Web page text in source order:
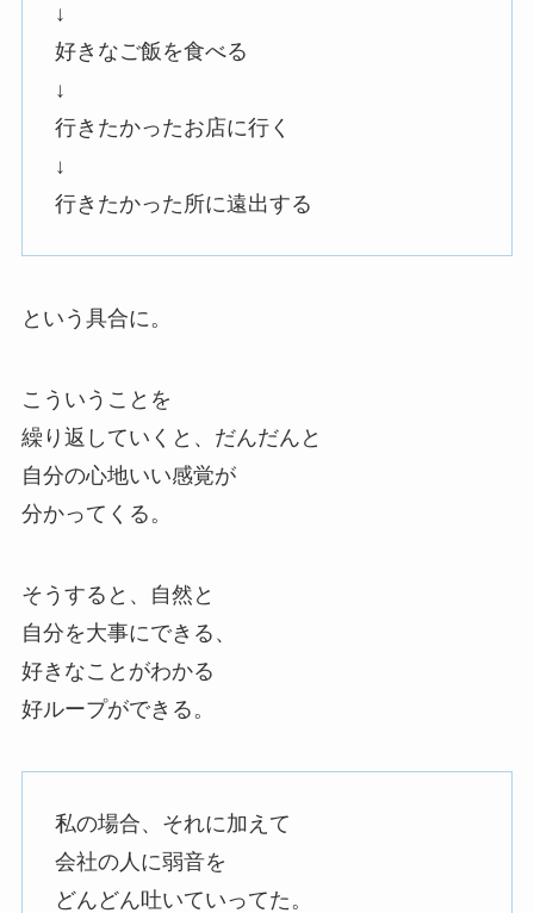
↓
好きなご飯を食べる
↓
行きたかったお店に行く
↓
行きたかった所に遠出する
という具合に。
こういうことを
繰り返していくと、だんだんと
自分の心地いい感覚が
分かってくる。
そうすると、自然と
自分を大事にできる、
好きなことがわかる
好ループができる。
私の場合、それに加えて
会社の人に弱音を
どんどん吐いていってた。